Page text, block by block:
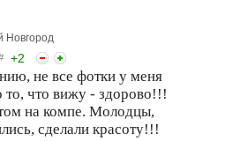
Новгород
+2
не все фотки у меня
то, что вижу - здорово!!!
на компе. Молодцы,
сделали красоту!!!